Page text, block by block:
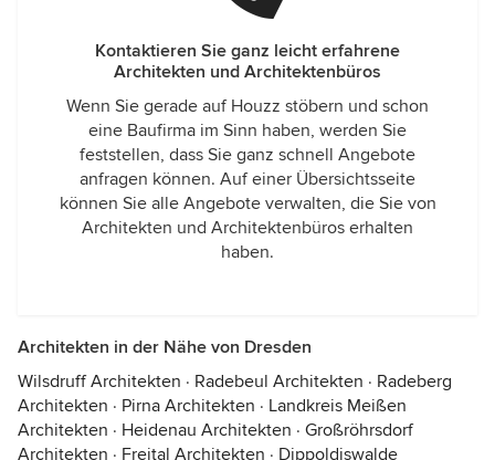
Kontaktieren Sie ganz leicht erfahrene
Architekten und Architektenbüros
Wenn Sie gerade auf Houzz stöbern und schon
eine Baufirma im Sinn haben, werden Sie
feststellen, dass Sie ganz schnell Angebote
anfragen können. Auf einer Übersichtsseite
können Sie alle Angebote verwalten, die Sie von
Architekten und Architektenbüros erhalten
haben.
Architekten in der Nähe von Dresden
Wilsdruff Architekten · Radebeul Architekten · Radeberg
Architekten · Pirna Architekten · Landkreis Meißen
Architekten · Heidenau Architekten · Großröhrsdorf
Architekten · Freital Architekten · Dippoldiswalde